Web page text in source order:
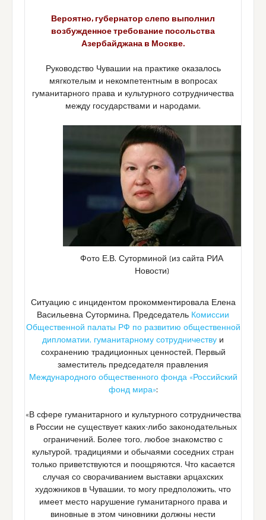
Вероятно, губернатор слепо выполнил
возбужденное требование посольства
Азербайджана в Москве.
Руководство Чувашии на практике оказалось
мягкотелым и некомпетентным в вопросах
гуманитарного права и культурного сотрудничества
между государствами и народами.
Фото Е.В. Суторминой (из сайта РИА
Новости)
Ситуацию с инцидентом прокомментировала Елена
Васильевна Сутормина, Председатель Комиссии
Общественной палаты РФ по развитию общественной
дипломатии, гуманитарному сотрудничеству и
сохранению традиционных ценностей, Первый
заместитель председателя правления
Международного общественного фонда «Российский
фонд мира»:
«В сфере гуманитарного и культурного сотрудничества
в России не существует каких-либо законодательных
ограничений. Более того, любое знакомство с
культурой, традициями и обычаями соседних стран
только приветствуются и поощряются. Что касается
случая со сворачиванием выставки арцахских
художников в Чувашии, то могу предположить, что
имеет место нарушение гуманитарного права и
виновные в этом чиновники должны нести